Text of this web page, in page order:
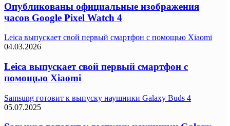
Опубликованы официальные изображения
часов Google Pixel Watch 4
Leica выпускает свой первый смартфон с помощью Xiaomi
04.03.2026
Leica выпускает свой первый смартфон с
помощью Xiaomi
Samsung готовит к выпуску наушники Galaxy Buds 4
05.07.2025